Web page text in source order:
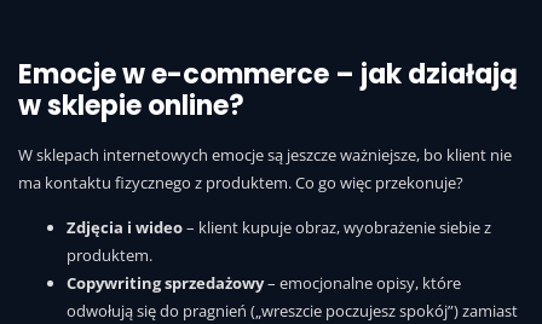
Emocje w e-commerce – jak działają
w sklepie online?
W sklepach internetowych emocje są jeszcze ważniejsze, bo klient nie
ma kontaktu fizycznego z produktem. Co go więc przekonuje?
Zdjęcia i wideo– klient kupuje obraz, wyobrażenie siebie z
produktem.
Copywriting sprzedażowy– emocjonalne opisy, które
odwołują się do pragnień („wreszcie poczujesz spokój”) zamiast